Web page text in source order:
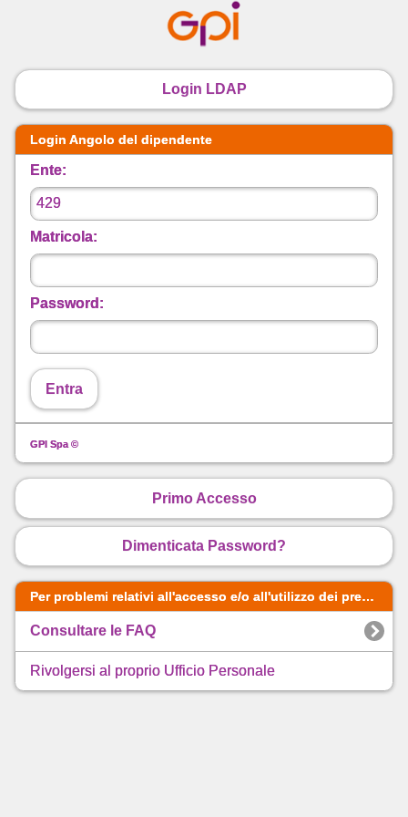
Login LDAP
Login Angolo del dipendente
Ente:
Matricola:
Password:
Entra
GPI Spa ©
Primo Accesso
Dimenticata Password?
Per problemi relativi all'accesso e/o all'utilizzo dei presenti servizi web procedere nel seguente ordine:
Consultare le FAQ
Rivolgersi al proprio Ufficio Personale